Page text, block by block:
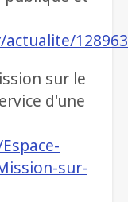
sur le
d'une
sur-